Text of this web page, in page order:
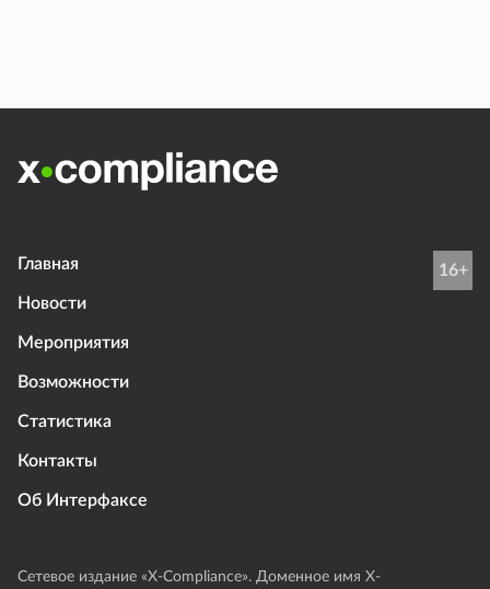
Главная
Новости
Мероприятия
Возможности
Статистика
Контакты
Об Интерфаксе
16+
Сетевое издание «Х-Compliance». Доменное имя X-